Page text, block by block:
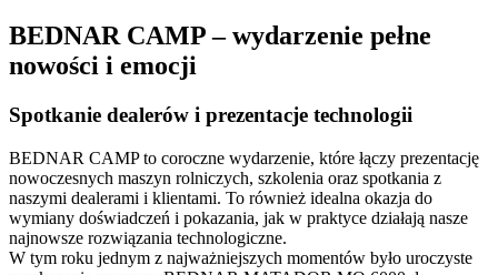
BEDNAR CAMP – wydarzenie pełne
nowości i emocji
Spotkanie dealerów i prezentacje technologii
BEDNAR CAMP to coroczne wydarzenie, które łączy prezentację
nowoczesnych maszyn rolniczych, szkolenia oraz spotkania z
naszymi dealerami i klientami. To również idealna okazja do
wymiany doświadczeń i pokazania, jak w praktyce działają nasze
najnowsze rozwiązania technologiczne.
W tym roku jednym z najważniejszych momentów było uroczyste